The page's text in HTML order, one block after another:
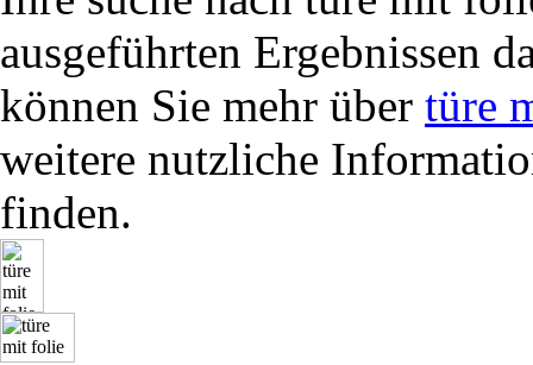
ausgeführten Ergebnissen
können Sie mehr über türe
weitere nutzliche
finden.